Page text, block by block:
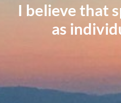
I believe that
as